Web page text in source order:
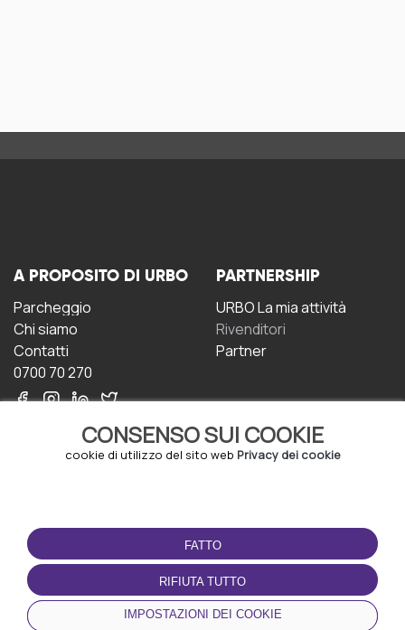
CONSENSO SUI COOKIE
cookie di utilizzo del sito web Privacy dei cookie
FATTO
RIFIUTA TUTTO
IMPOSTAZIONI DEI COOKIE
A PROPOSITO DI URBO
Parcheggio
Chi siamo
Contatti
0700 70 270
PARTNERSHIP
URBO La mia attività
Rivenditori
Partner
CONDIZIONI D'USO
Termini e Condizioni
Politica sulla riservatezza
Gestione dei Cookie
SCARICA L'APP